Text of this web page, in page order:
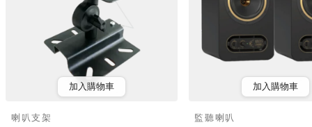
加入購物車
喇叭支架
加入購物車
監聽喇叭